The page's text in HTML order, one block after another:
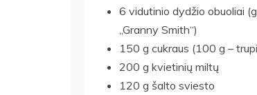
6 vidutinio dydžio obuoliai
„Granny Smith“)
150 g cukraus (100 g –
200 g kvietinių miltų
120 g šalto sviesto